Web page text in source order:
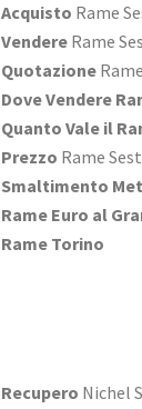
Acquisto Rame
VendereRame
Quotazione
Dove Vendere
Quanto Vale il
Prezzo Rame
Smaltimento
Rame Euro al
Rame Torino
Recupero Nichel